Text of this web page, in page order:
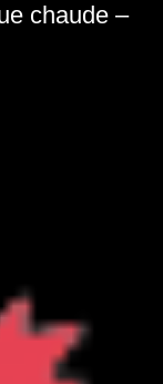
chaude –